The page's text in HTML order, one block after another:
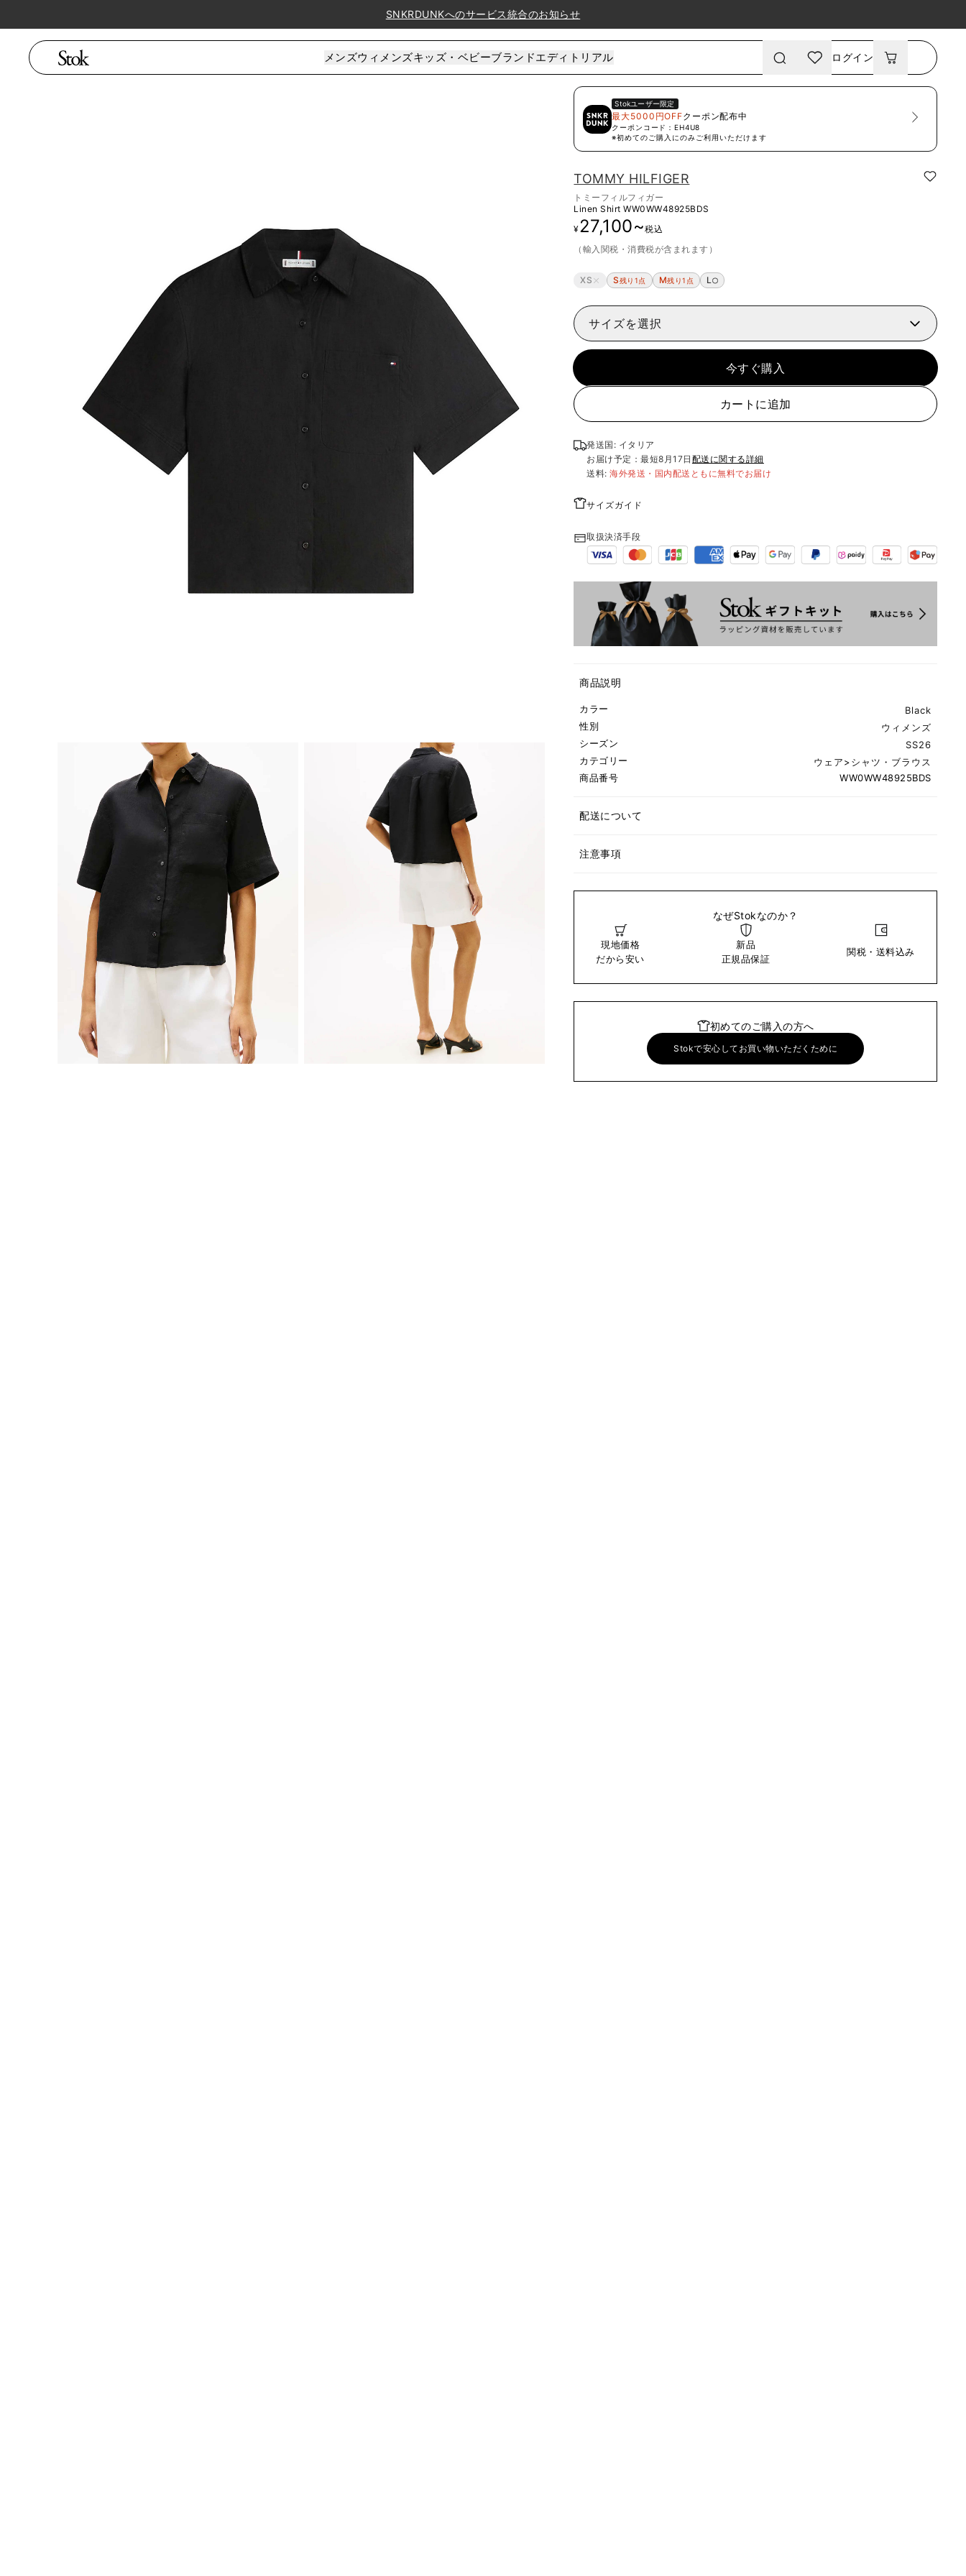
SNKRDUNKへのサービス統合のお知らせ
メンズウィメンズキッズ・ベビーブランドエディトリアル ログイン
Stokユーザー限定
最大5000円OFFクーポン配布中
クーポンコード： EH4U8
※初めてのご購入にのみご利用いただけます
TOMMY HILFIGER
トミーフィルフィガー
Linen Shirt WW0WW48925BDS
¥27,100~税込
（輸入関税・消費税が含まれます）
XS S残り1点 M残り1点 L
サイズを選択
今すぐ購入
カートに追加
発送国: イタリア
お届け予定：最短8月17日 配送に関する詳細
送料:海外発送・国内配送ともに無料でお届け
サイズガイド
取扱決済手段
商品説明
カラー
Black
性別
ウィメンズ
シーズン
SS26
カテゴリー
ウェア>シャツ・ブラウス
商品番号
WW0WW48925BDS
配送について
注意事項
なぜStokなのか？
現地価格
だから安い
新品
正規品保証
関税・送料込み
初めてのご購入の方へ
Stokで安心してお買い物いただくために